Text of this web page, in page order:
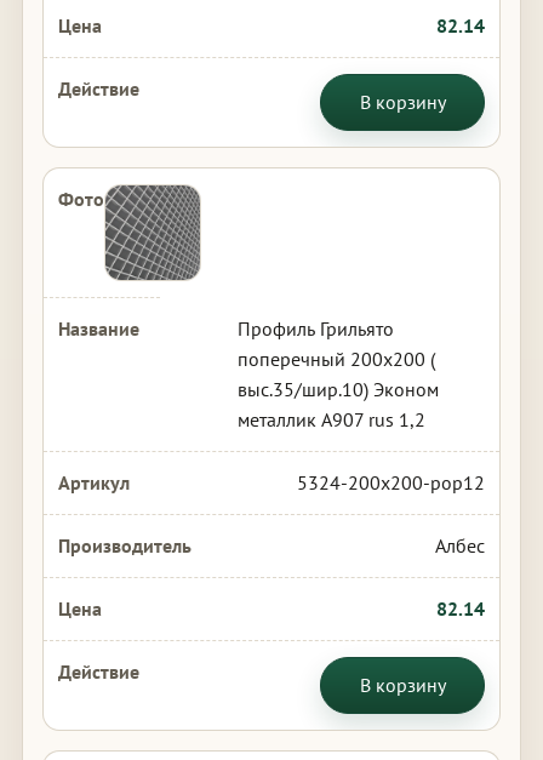
82.14
В корзину
Профиль Грильято
поперечный 200х200 (
выс.35/шир.10) Эконом
металлик А907 rus 1,2
5324-200x200-pop12
Албес
82.14
В корзину